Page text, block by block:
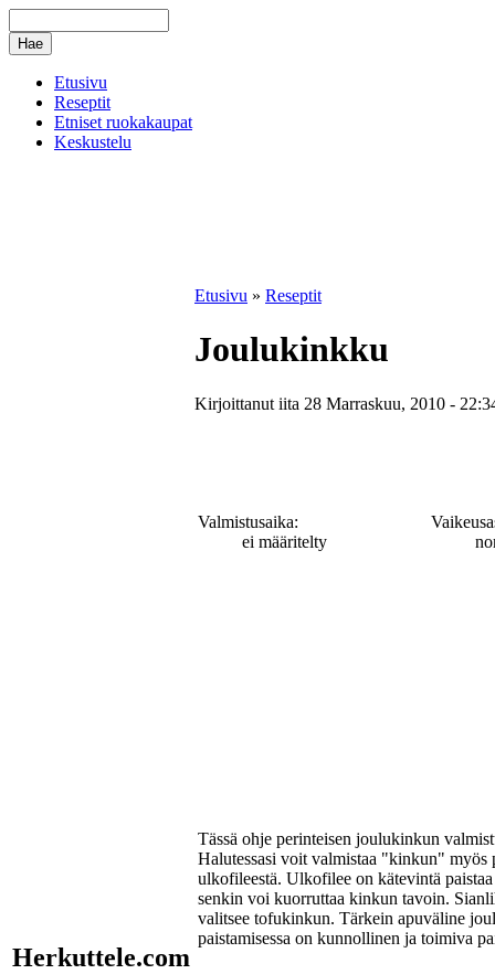
Etusivu
Reseptit
Etniset ruokakaupat
Keskustelu
Herkuttele.com
Etusivu » Reseptit
Joulukinkku
Kirjoittanut iita 28 Marraskuu, 2010 -
Valmistusaika:
ei määritelty
Tässä ohje perinteisen joulukinkun
Halutessasi voit valmistaa "kinkun" myös
ulkofileestä. Ulkofilee on kätevintä paistaa
senkin voi kuorruttaa kinkun tavoin.
valitsee tofukinkun. Tärkein apuväline
paistamisessa on kunnollinen ja toimiva